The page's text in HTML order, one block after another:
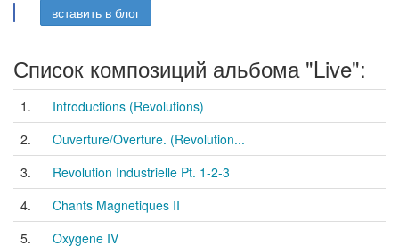
вставить в блог
Список композиций альбома "Live":
1.
Introductions (Revolutions)
2.
Ouverture/Overture. (Revolution...
3.
Revolution Industrielle Pt. 1-2-3
4.
Chants Magnetiques II
5.
Oxygene IV